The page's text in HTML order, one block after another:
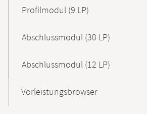
Profilmodul (9 LP)
Abschlussmodul (30 LP)
Abschlussmodul (12 LP)
Vorleistungsbrowser